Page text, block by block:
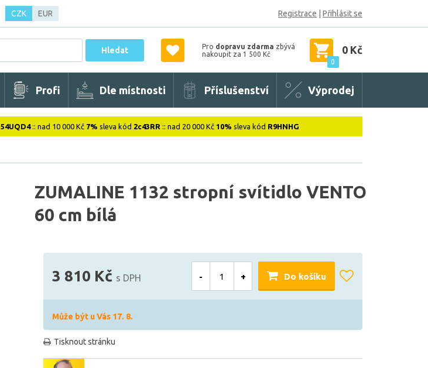
CZK EUR Registrace Přihlásit se
Hledat Pro dopravu zdarma zbývá
nakoupit za 1 500 Kč
0
0 Kč
Profi Dle místnosti Příslušenství Výprodej
54UQD4:: nad 10 000 Kč 7% sleva kód 2c43RR :: nad 20 000 Kč 10% sleva kód R9HNHG
ZUMALINE 1132 stropní svítidlo VENTO
60 cm bílá
3 810 Kč s DPH - + Do košíku
Může být u Vás 17. 8.
Tisknout stránku